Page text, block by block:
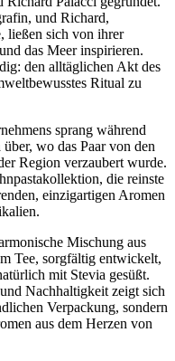
und Richard,
ließen sich von ihrer
das Meer inspirieren.
den alltäglichen Akt des
Ritual zu
sprang während
wo das Paar von den
Region verzaubert wurde.
die reinste
einzigartigen Aromen
Mischung aus
Tee, sorgfältig entwickelt,
mit Stevia gesüßt.
Nachhaltigkeit zeigt sich
Verpackung, sondern
aus dem Herzen von